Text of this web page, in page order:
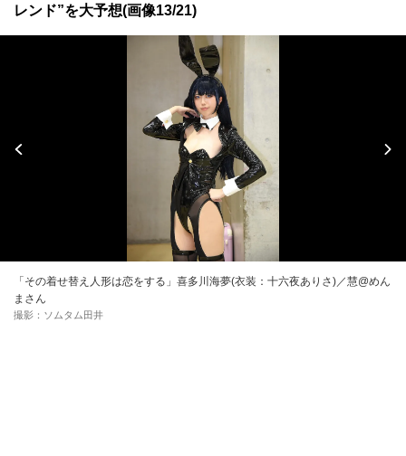
レンド”を大予想(画像13/21)
「その着せ替え人形は恋をする」喜多川海夢(衣装：十六夜ありさ)／慧@めん
まさん
撮影：ソムタム田井